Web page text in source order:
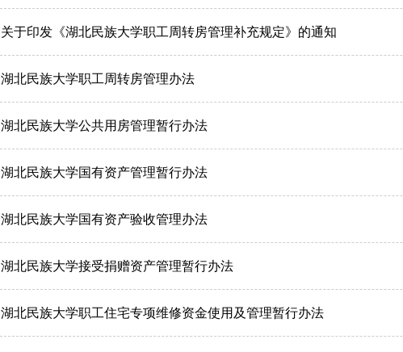
关于印发《湖北民族大学职工周转房管理补充规定》的通知
湖北民族大学职工周转房管理办法
湖北民族大学公共用房管理暂行办法
湖北民族大学国有资产管理暂行办法
湖北民族大学国有资产验收管理办法
湖北民族大学接受捐赠资产管理暂行办法
湖北民族大学职工住宅专项维修资金使用及管理暂行办法